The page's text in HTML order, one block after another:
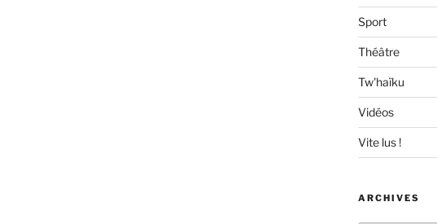
Sport
Théâtre
Tw'haïku
Vidéos
Vite lus !
ARCHIVES